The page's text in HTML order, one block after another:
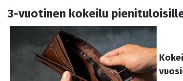
3-vuotinen kokeilu